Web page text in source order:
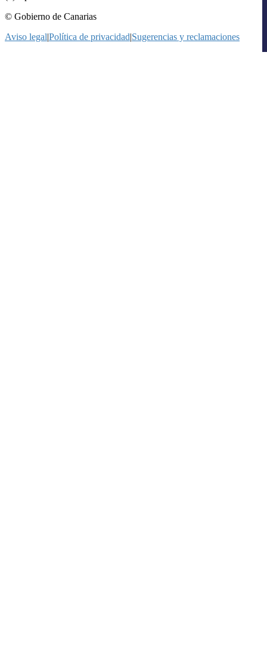
© Gobierno de Canarias
Aviso legal|Política de privacidad|Sugerencias y reclamaciones